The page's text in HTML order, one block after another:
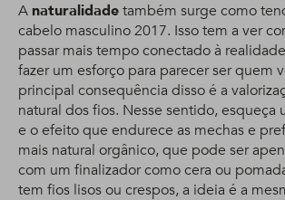
Anaturalidadetambém surge como
cabelo masculino 2017. Isso tem a ver
passar mais tempo conectado à
fazer um esforço para parecer ser quem
principal consequência disso é a
natural dos fios. Nesse sentido, esqueça
e o efeito que endurece as mechas e
mais natural orgânico, que pode ser
com um finalizador como cera ou
tem fios lisos ou crespos, a ideia é a